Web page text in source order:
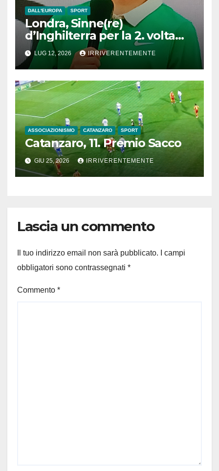
“Regalo senza precedenti”
DALL'EUROPA SPORT
Londra, Sinne(re)
d’Inghilterra per la 2. volta
consecutiva. E l’erba del…
Centrale di tennis più famoso
del mondo è ormai il
“giardino di casa” del
fuoriclasse italiano
LUG 12, 2026 IRRIVERENTEMENTE
ASSOCIAZIONISMO CATANZARO SPORT
Catanzaro, 11. Premio Sacco
GIU 25, 2026 IRRIVERENTEMENTE
Lascia un commento
Il tuo indirizzo email non sarà pubblicato.
I campi
obbligatori sono contrassegnati *
Commento *